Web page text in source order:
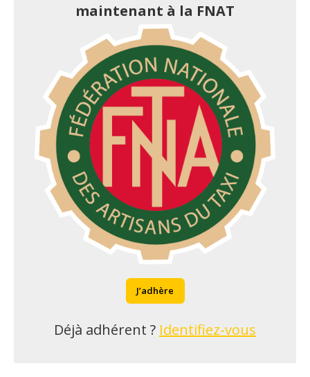
maintenant à la FNAT
J’adhère
Déjà adhérent ? Identifiez-vous